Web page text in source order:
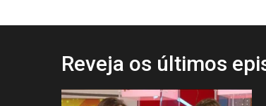
Reveja os últimos